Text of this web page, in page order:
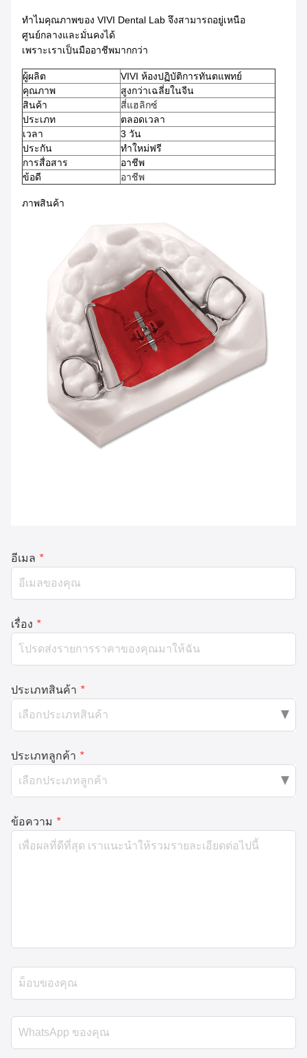
ทําไมคุณภาพของ VIVI Dental Lab จึงสามารถอยู่เหนือ
ศูนย์กลางและมั่นคงได้
เพราะเราเป็นมืออาชีพมากกว่า
ผู้ผลิต
VIVI ห้องปฏิบัติการทันตแพทย์
คุณภาพ
สูงกว่าเฉลี่ยในจีน
สินค้า
สี่แฮลิกซ์
ประเภท
ตลอดเวลา
เวลา
3 วัน
ประกัน
ทําใหม่ฟรี
การสื่อสาร
อาชีพ
ข้อดี
อาชีพ
ภาพสินค้า
อีเมล *
เรื่อง *
ประเภทสินค้า *
ประเภทลูกค้า *
ข้อความ *